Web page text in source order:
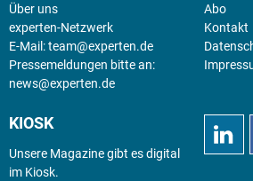
Über uns
experten-Netzwerk
E-Mail:team@experten.de
Pressemeldungen bitte an:
news@experten.de
Abo
Kontakt
KIOSK
Unsere Magazine gibt es digital
im Kiosk.